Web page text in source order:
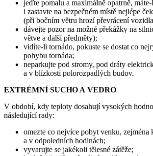
jeďte pomalu a maximálně opatrně,
i zastavte na bezpečném místě nejlépe
(při bočním větru hrozí převrácení
dávejte pozor na možné překážky na
větve a další předměty);
vidíte-li tornádo, pokuste se dostat co
pohybu tornáda;
neparkujte pod stromy, pod dráty
a v blízkosti polorozpadlých budov.
EXTRÉMNÍ SUCHO A VEDRO
V období, kdy teploty dosahují vysokých
následující rady:
omezte co nejvíce pobyt venku, zejména
a v odpoledních hodinách;
vyvarujte se jakékoli tělesné zátěže;